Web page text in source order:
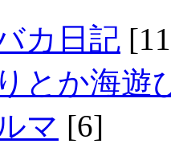
カ日記
とか海遊
マ [6]